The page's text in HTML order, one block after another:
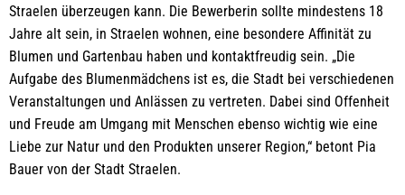
Straelen überzeugen kann. Die Bewerberin sollte mindestens 18
Jahre alt sein, in Straelen wohnen, eine besondere Affinität zu
Blumen und Gartenbau haben und kontaktfreudig sein. „Die
Aufgabe des Blumenmädchens ist es, die Stadt bei verschiedenen
Veranstaltungen und Anlässen zu vertreten. Dabei sind Offenheit
und Freude am Umgang mit Menschen ebenso wichtig wie eine
Liebe zur Natur und den Produkten unserer Region,“ betont Pia
Bauer von der Stadt Straelen.